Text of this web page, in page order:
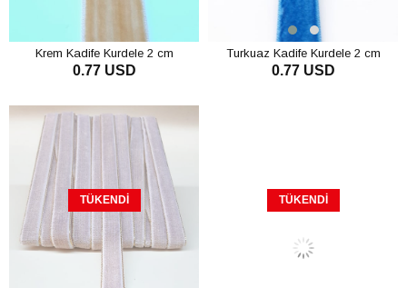
Krem Kadife Kurdele 2 cm
0.77 USD
Turkuaz Kadife Kurdele 2 cm
0.77 USD
TÜKENDI TÜKENDI